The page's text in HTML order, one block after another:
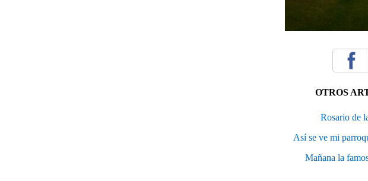
OTROS
Rosario de
Así se ve mi
Mañana la